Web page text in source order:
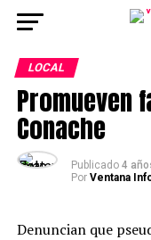
LOCAL
Promueven
Conache
Publicado 4
Por Ventana
Denuncian que